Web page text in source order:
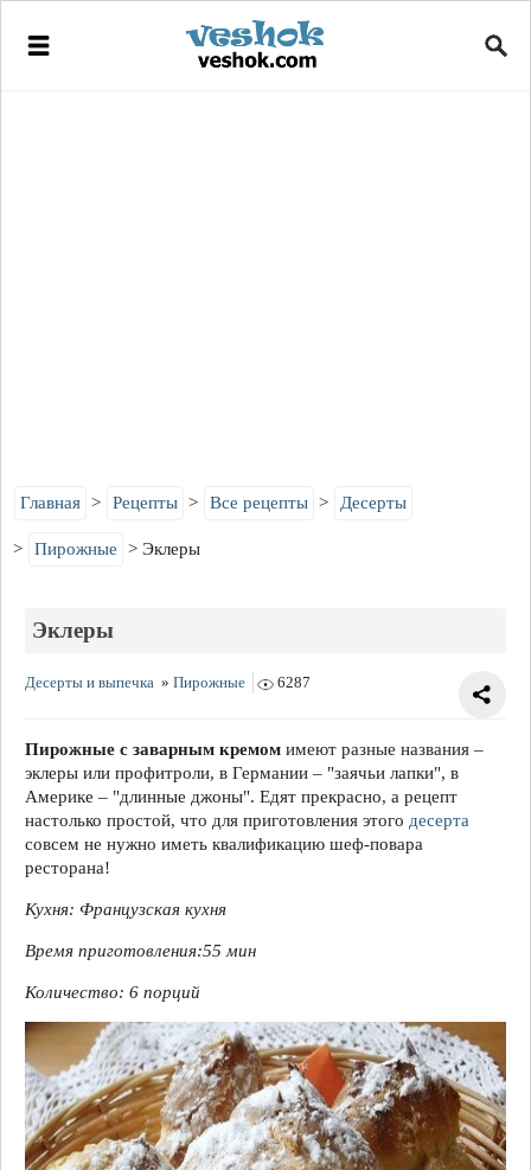
Главная Рецепты Все рецепты Десерты
Пирожные Эклеры
Эклеры
Десерты и выпечка » Пирожные 6287
Пирожные с заварным кремом имеют разные названия –
эклеры или профитроли, в Германии – "заячьи лапки", в
Америке – "длинные джоны". Едят прекрасно, а рецепт
настолько простой, что для приготовления этого десерта
совсем не нужно иметь квалификацию шеф-повара
ресторана!
Кухня: Французская кухня
Время приготовления:55 мин
Количество: 6 порций